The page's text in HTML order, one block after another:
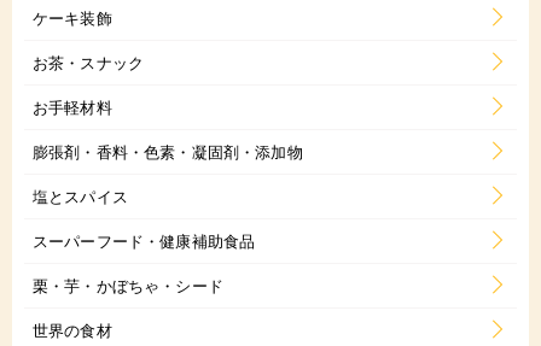
ケーキ装飾
お茶・スナック
お手軽材料
膨張剤・香料・色素・凝固剤・添加物
塩とスパイス
スーパーフード・健康補助食品
栗・芋・かぼちゃ・シード
世界の食材